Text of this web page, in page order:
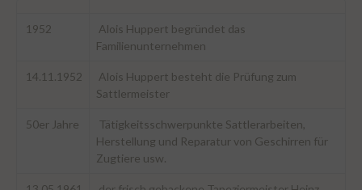
1952
Alois Huppert begründet das
Familienunternehmen
14.11.1952
Alois Huppert besteht die Prüfung zum
Sattlermeister
50er Jahre
Tätigkeitsschwerpunkte Sattlerarbeiten,
Herstellung und Reparatur von Geschirren für
Zugtiere usw.